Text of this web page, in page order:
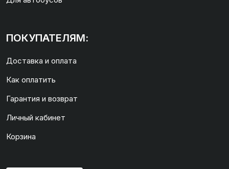
ПОКУПАТЕЛЯМ:
Доставка и оплата
Как оплатить
Гарантия и возврат
Личный кабинет
Корзина